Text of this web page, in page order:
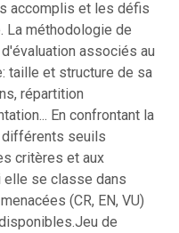
accomplis et les défis
La méthodologie de
associés au
taille et structure de sa
répartition
En confrontant la
différents seuils
critères et aux
se classe dans
(CR, EN, VU)
Jeu de